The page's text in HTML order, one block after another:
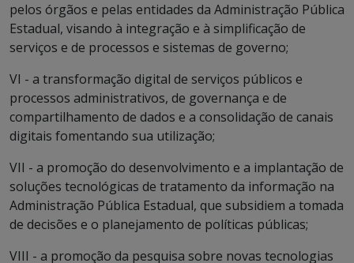
pelos órgãos e pelas entidades da Administração Pública
Estadual, visando à integração e à simplificação de
serviços e de processos e sistemas de governo;
VI - a transformação digital de serviços públicos e
processos administrativos, de governança e de
compartilhamento de dados e a consolidação de canais
digitais fomentando sua utilização;
VII - a promoção do desenvolvimento e a implantação de
soluções tecnológicas de tratamento da informação na
Administração Pública Estadual, que subsidiem a tomada
de decisões e o planejamento de políticas públicas;
VIII - a promoção da pesquisa sobre novas tecnologias